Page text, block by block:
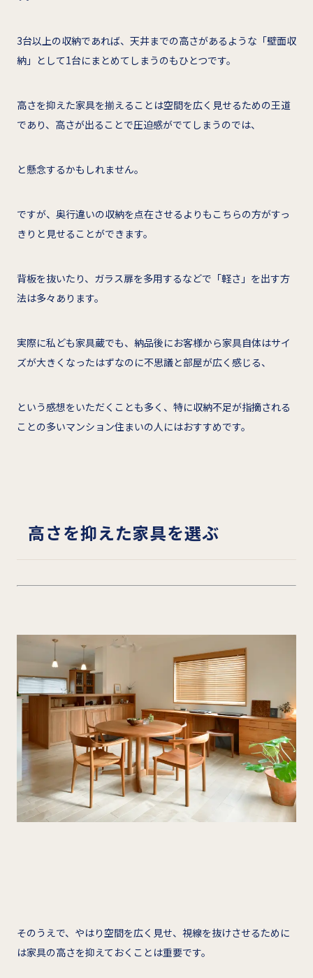
3台以上の収納であれば、天井までの高さがあるような「壁面収
納」として1台にまとめてしまうのもひとつです。
高さを抑えた家具を揃えることは空間を広く見せるための王道
であり、高さが出ることで圧迫感がでてしまうのでは、
と懸念するかもしれません。
ですが、奥行違いの収納を点在させるよりもこちらの方がすっ
きりと見せることができます。
背板を抜いたり、ガラス扉を多用するなどで「軽さ」を出す方
法は多々あります。
実際に私ども家具蔵でも、納品後にお客様から家具自体はサイ
ズが大きくなったはずなのに不思議と部屋が広く感じる、
という感想をいただくことも多く、特に収納不足が指摘される
ことの多いマンション住まいの人にはおすすめです。
高さを抑えた家具を選ぶ
そのうえで、やはり空間を広く見せ、視線を抜けさせるために
は家具の高さを抑えておくことは重要です。